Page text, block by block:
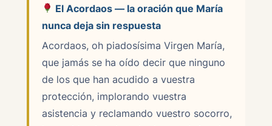
El Acordaos — la oración que María
nunca deja sin respuesta
Acordaos, oh piadosísima Virgen María,
que jamás se ha oído decir que ninguno
de los que han acudido a vuestra
protección, implorando vuestra
asistencia y reclamando vuestro socorro,